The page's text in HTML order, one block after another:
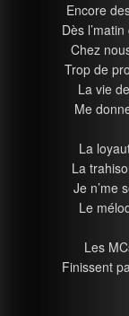
Encore
Dès
Chez
Trop de
La vie
Me
La
La
Je n’me
Le
Les
Finissent